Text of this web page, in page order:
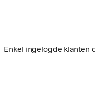
Enkel ingelogde klanten